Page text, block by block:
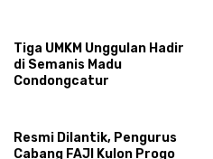
Tiga UMKM Unggulan Hadir
di Semanis Madu
Condongcatur
Resmi Dilantik, Pengurus
Cabang FAJI Kulon Progo